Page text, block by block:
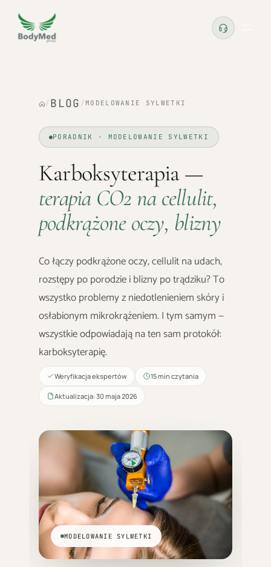
/ BLOG / MODELOWANIE SYLWETKI
PORADNIK · MODELOWANIE SYLWETKI
Karboksyterapia —
terapia CO2 na cellulit,
podkrążone oczy, blizny
Co łączy podkrążone oczy, cellulit na udach,
rozstępy po porodzie i blizny po trądziku? To
wszystko problemy z niedotlenieniem skóry i
osłabionym mikrokrążeniem. I tym samym —
wszystkie odpowiadają na ten sam protokół:
karboksyterapię.
Weryfikacja ekspertów 15 min czytania
Aktualizacja: 30 maja 2026
MODELOWANIE SYLWETKI